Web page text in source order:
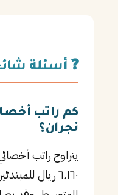
❓ أسئلة
كم راتب
نجران؟
يتراوح راتب